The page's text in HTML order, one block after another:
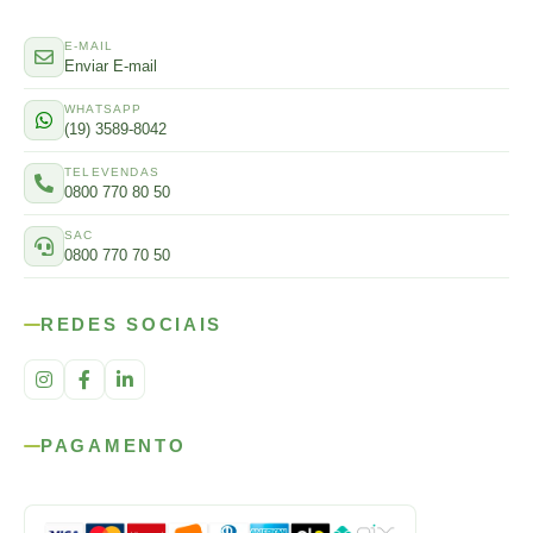
E-MAIL
Enviar E-mail
WHATSAPP
(19) 3589-8042
TELEVENDAS
0800 770 80 50
SAC
0800 770 70 50
REDES SOCIAIS
PAGAMENTO